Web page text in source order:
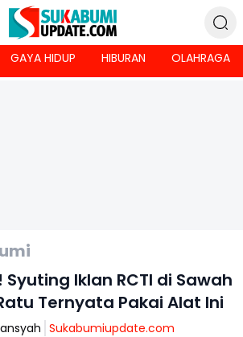
GAYA HIDUP HIBURAN OLAHRAGA
Syuting Iklan RCTI di Sawah
Ternyata Pakai Alat Ini
Sukabumiupdate.com